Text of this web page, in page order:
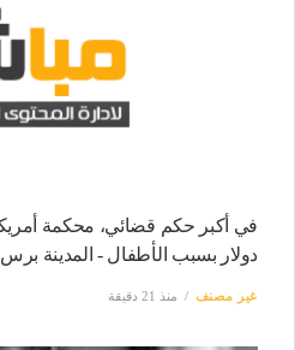
دولار بسبب الأطفال - المدينة برس
غير مصنف منذ 21 دقيقة